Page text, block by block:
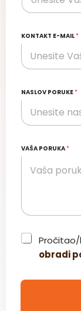
KONTAKT E-MAIL*
NASLOV PORUKE*
VAŠA PORUKA*
C
h
k
b
obradi